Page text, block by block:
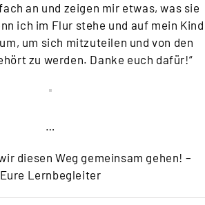
an und zeigen mir etwas, was sie
ich im Flur stehe und auf mein Kind
um sich mitzuteilen und von den
zu werden. Danke euch dafür!“
…
diesen Weg gemeinsam gehen! –
Eure Lernbegleiter